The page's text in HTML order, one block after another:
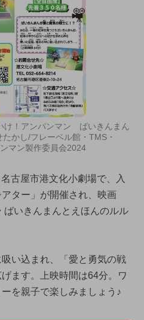
け！アンパンマン ばいきんまん
かし/フレーベル館・TMS・
マン製作委員会2024
古屋市港文化小劇場で、入
ター」が開催され、映画
ばいきんまんとえほんのルル
い込まれ、「愛と勇気の戦
ます。上映時間は64分。ワ
を親子で楽しみましょう♪